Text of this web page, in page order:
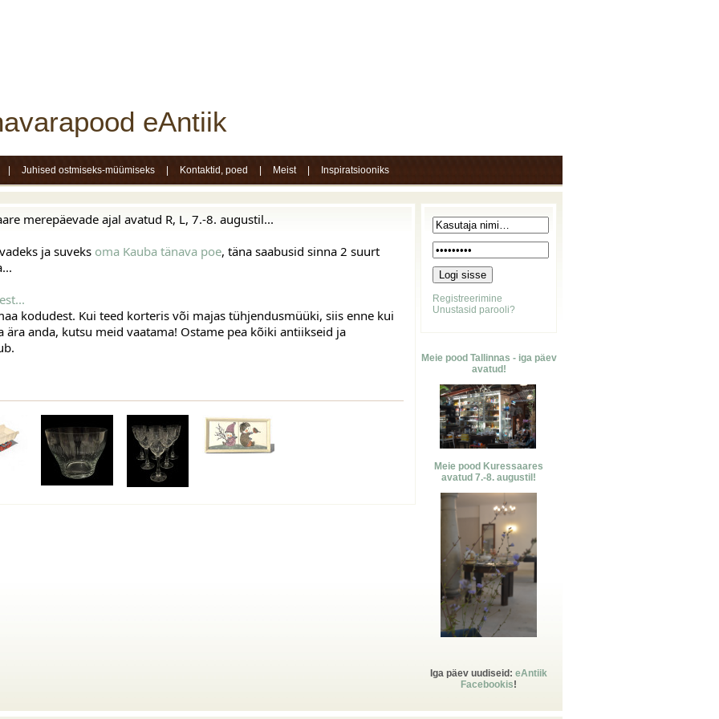
eAntiik
Juhised ostmiseks-müümiseks Kontaktid, poed Meist Inspiratsiooniks
merepäevade ajal avatud R, L, 7.-8. augustil...
ja suveks oma Kauba tänava poe, täna saabusid sinna 2 suurt
kodudest. Kui teed korteris või majas tühjendusmüüki, siis enne kui
ära anda, kutsu meid vaatama! Ostame pea kõiki antiikseid ja
Registreerimine
Unustasid parooli?
Meie pood Tallinnas - iga päev
avatud!
Meie pood Kuressaares
avatud 7.-8. augustil!
Iga päev uudiseid: eAntiik
Facebookis!